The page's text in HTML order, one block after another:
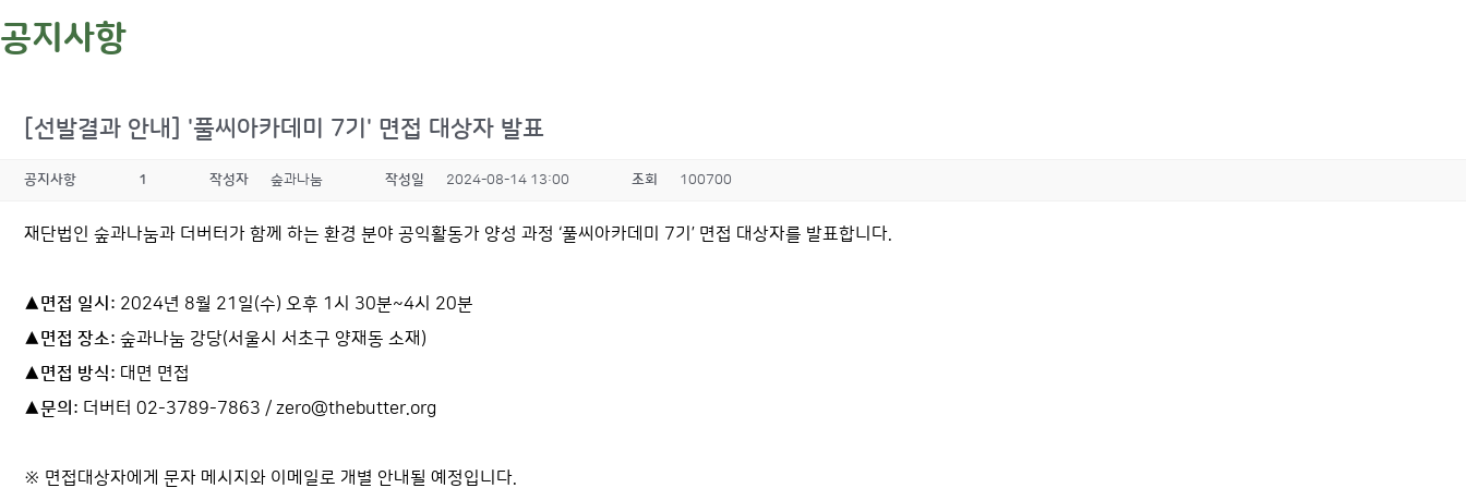
공지사항
[선발결과 안내] '풀씨아카데미 7기' 면접 대상자 발표
공지사항 1 작성자 숲과나눔 작성일 2024-08-14 13:00 조회 100700
재단법인 숲과나눔과 더버터가 함께 하는 환경 분야 공익활동가 양성 과정 ‘풀씨아카데미 7기’ 면접 대상자를 발표합니다.
▲면접 일시: 2024년 8월 21일(수) 오후 1시 30분~4시 20분
▲면접 장소: 숲과나눔 강당(서울시 서초구 양재동 소재)
▲면접 방식: 대면 면접
▲문의: 더버터 02-3789-7863 / zero@thebutter.org
※ 면접대상자에게 문자 메시지와 이메일로 개별 안내될 예정입니다.